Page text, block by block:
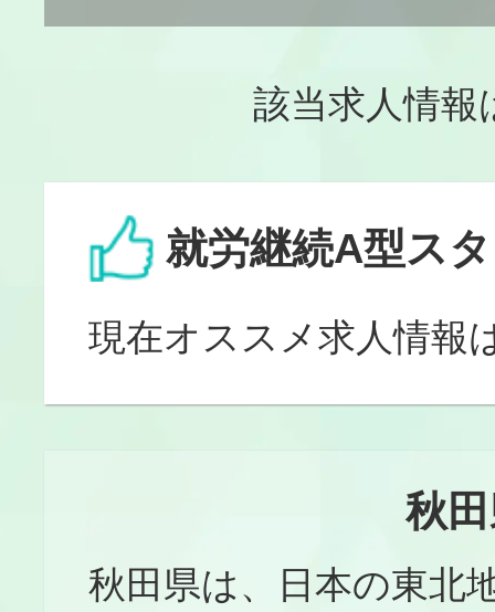
該当求人情
就労継続A型ス
現在オススメ求人情報
秋
秋田県は、日本の東北